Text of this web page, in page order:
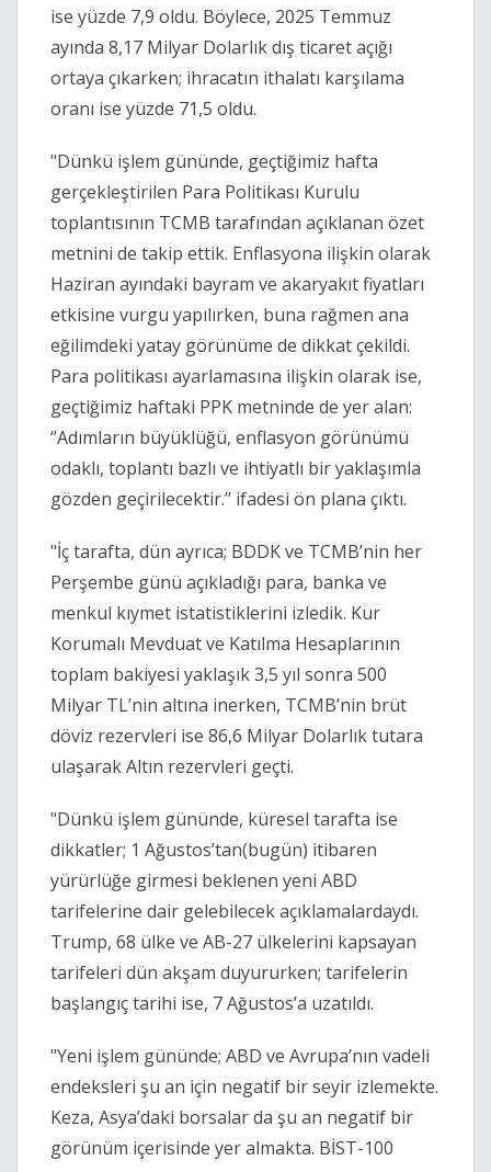
ise yüzde 7,9 oldu. Böylece, 2025 Temmuz
ayında 8,17 Milyar Dolarlık dış ticaret açığı
ortaya çıkarken; ihracatın ithalatı karşılama
oranı ise yüzde 71,5 oldu.
"Dünkü işlem gününde, geçtiğimiz hafta
gerçekleştirilen Para Politikası Kurulu
toplantısının TCMB tarafından açıklanan özet
metnini de takip ettik. Enflasyona ilişkin olarak
Haziran ayındaki bayram ve akaryakıt fiyatları
etkisine vurgu yapılırken, buna rağmen ana
eğilimdeki yatay görünüme de dikkat çekildi.
Para politikası ayarlamasına ilişkin olarak ise,
geçtiğimiz haftaki PPK metninde de yer alan:
‘’Adımların büyüklüğü, enflasyon görünümü
odaklı, toplantı bazlı ve ihtiyatlı bir yaklaşımla
gözden geçirilecektir.’’ ifadesi ön plana çıktı.
"İç tarafta, dün ayrıca; BDDK ve TCMB’nin her
Perşembe günü açıkladığı para, banka ve
menkul kıymet istatistiklerini izledik. Kur
Korumalı Mevduat ve Katılma Hesaplarının
toplam bakiyesi yaklaşık 3,5 yıl sonra 500
Milyar TL’nin altına inerken, TCMB’nin brüt
döviz rezervleri ise 86,6 Milyar Dolarlık tutara
ulaşarak Altın rezervleri geçti.
"Dünkü işlem gününde, küresel tarafta ise
dikkatler; 1 Ağustos’tan(bugün) itibaren
yürürlüğe girmesi beklenen yeni ABD
tarifelerine dair gelebilecek açıklamalardaydı.
Trump, 68 ülke ve AB-27 ülkelerini kapsayan
tarifeleri dün akşam duyururken; tarifelerin
başlangıç tarihi ise, 7 Ağustos’a uzatıldı.
"Yeni işlem gününde; ABD ve Avrupa’nın vadeli
endeksleri şu an için negatif bir seyir izlemekte.
Keza, Asya’daki borsalar da şu an negatif bir
görünüm içerisinde yer almakta. BİST-100